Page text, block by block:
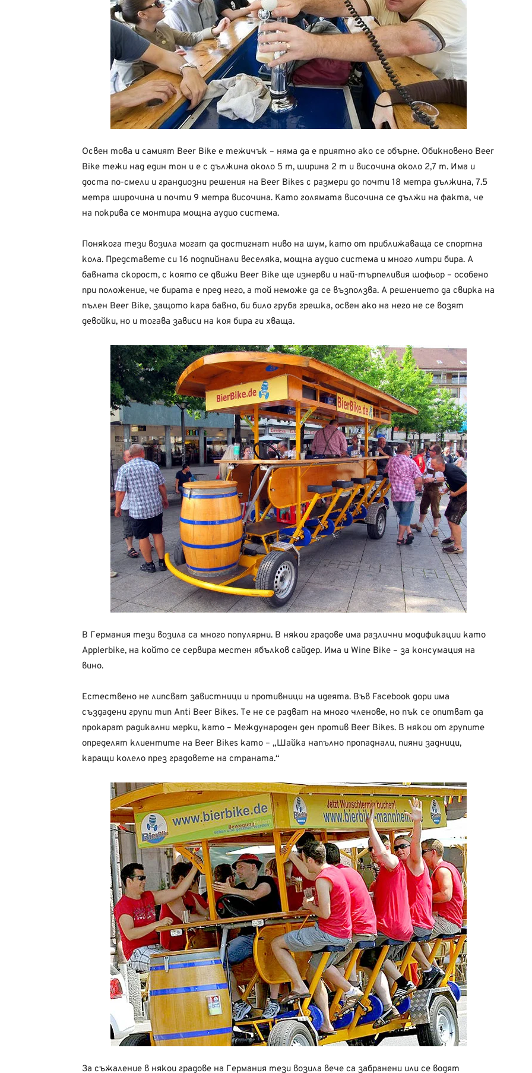
Освен това и самият Beer Bike е тежичък – няма да е приятно ако се обърне. Обикновено Beer
Bike тежи над един тон и е с дължина около 5 m, ширина 2 m и височина около 2,7 m. Има и
доста по-смели и грандиозни решения на Beer Bikes с размери до почти 18 метра дължина, 7.5
метра широчина и почти 9 метра височина. Като голямата височина се дължи на факта, че
на покрива се монтира мощна аудио система.
Понякога тези возила могат да достигнат ниво на шум, като от приближаваща се спортна
кола. Представете си 16 подпийнали веселяка, мощна аудио система и много литри бира. А
бавната скорост, с която се движи Beer Bike ще изнерви и най-търпеливия шофьор – особено
при положение, че бирата е пред него, а той неможе да се възползва. А решението да свирка на
пълен Beer Bike, защото кара бавно, би било груба грешка, освен ако на него не се возят
девойки, но и тогава зависи на коя бира ги хваща.
В Германия тези возила са много популярни. В някои градове има различни модификации като
Applerbike, на който се сервира местен ябълков сайдер. Има и Wine Bike – за консумация на
вино.
Естествено не липсват завистници и противници на идеята. Във Facebook дори има
създадени групи тип Anti Beer Bikes. Те не се радват на много членове, но пък се опитват да
прокарат радикални мерки, като – Международен ден против Beer Bikes. В някои от групите
определят клиентите на Beer Bikes като – „Шайка напълно пропаднали, пияни задници,
каращи колело през градовете на страната.“
За съжаление в някои градове на Германия тези возила вече са забранени или се водят